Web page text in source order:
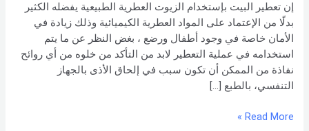
إن تعطير البيت بإستخدام الزيوت العطرية الطبيعية يفضله الكثير
بدلًا من الإعتماد على المواد العطرية الكيميائية وذلك زيادة في
الأمان خاصة في وجود أطفال ورضع ، بغض النظر عن ما يتم
استخدامه في عملية التعطير لابد من التأكد من خلوه من أي روائح
نفاذة من الممكن أن تكون سبب في إلحاق الأذى بالجهاز
التنفسي، بالطبع […]
العربي
Read More »